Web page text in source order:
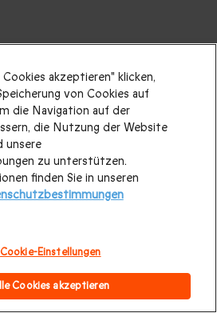
Cookies akzeptieren" klicken,
von Cookies auf
die Navigation auf der
die Nutzung der Website
unsere
zu unterstützen.
finden Sie in unseren
Cookie-Einstellungen
Cookies akzeptieren